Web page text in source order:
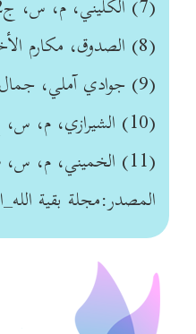
(7) الكليني، م، س، ج‏2، ص‏166.
(8) الصدوق، مكارم الأخلاق، ص‏223.
(9) جوادي آملي، جمال المرأة وجلالها، ص‏223.
(10) الشيرازي، م، س، ج‏9، ص‏314.
(11) الخميني، م، س، ص‏42.
المصدر:مجلة بقية